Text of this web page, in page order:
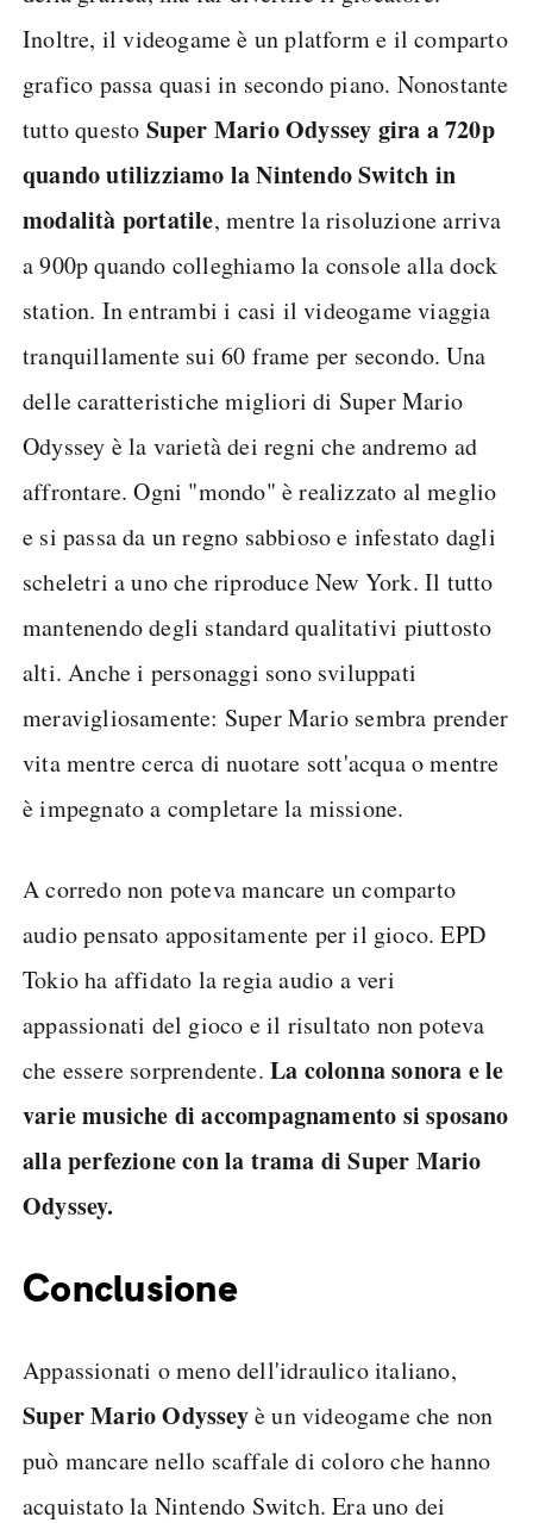
Inoltre, il videogame è un platform e il comparto
grafico passa quasi in secondo piano. Nonostante
tutto questo Super Mario Odyssey gira a 720p
quando utilizziamo la Nintendo Switch in
modalità portatile, mentre la risoluzione arriva
a 900p quando colleghiamo la console alla dock
station. In entrambi i casi il videogame viaggia
tranquillamente sui 60 frame per secondo. Una
delle caratteristiche migliori di Super Mario
Odyssey è la varietà dei regni che andremo ad
affrontare. Ogni "mondo" è realizzato al meglio
e si passa da un regno sabbioso e infestato dagli
scheletri a uno che riproduce New York. Il tutto
mantenendo degli standard qualitativi piuttosto
alti. Anche i personaggi sono sviluppati
meravigliosamente: Super Mario sembra prender
vita mentre cerca di nuotare sott'acqua o mentre
è impegnato a completare la missione.
A corredo non poteva mancare un comparto
audio pensato appositamente per il gioco. EPD
Tokio ha affidato la regia audio a veri
appassionati del gioco e il risultato non poteva
che essere sorprendente. La colonna sonora e le
varie musiche di accompagnamento si sposano
alla perfezione con la trama di Super Mario
Odyssey.
Conclusione
Appassionati o meno dell'idraulico italiano,
Super Mario Odysseyè un videogame che non
può mancare nello scaffale di coloro che hanno
acquistato la Nintendo Switch. Era uno dei